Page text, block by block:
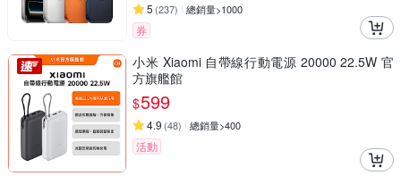
5 (237) 總銷量>1000
券
小米 Xiaomi 自帶線行動電源 20000 22.5W 官
方旗艦館
$599
4.9 (48) 總銷量>400
活動